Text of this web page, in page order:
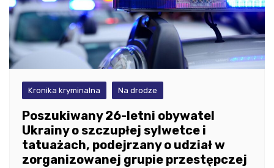
Kronika kryminalna Na drodze
Poszukiwany 26-letni obywatel
Ukrainy o szczupłej sylwetce i
tatuażach, podejrzany o udział w
zorganizowanej grupie przestępczej